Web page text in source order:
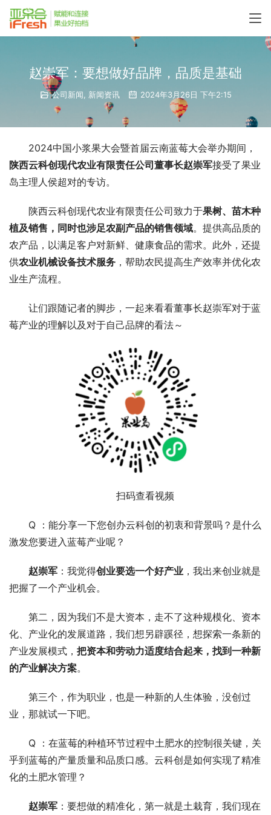
赵崇军：要想做好品牌，品质是基础
公司新闻 新闻资讯 2024年3月26日 下午2:15
2024中国小浆果大会暨首届云南蓝莓大会举办期间，
陕西云科创现代农业有限责任公司董事长赵崇军接受了果业
岛主理人侯超对的专访。
陕西云科创现代农业有限责任公司致力于果树、苗木种
植及销售，同时也涉足农副产品的销售领域。提供高品质的
农产品，以满足客户对新鲜、健康食品的需求。此外，还提
供农业机械设备技术服务 ，帮助农民提高生产效率并优化农
业生产流程。
让们跟随记者的脚步，一起来看看董事长赵崇军对于蓝
莓产业的理解以及对于自己品牌的看法～
扫码查看视频
Q ：能分享一下您创办云科创的初衷和背景吗？是什么
激发您要进入蓝莓产业呢？
赵崇军 ：我觉得创业要选一个好产业 ，我出来创业就是
把握了一个产业机会。
第二，因为我们不是大资本，走不了这种规模化、资本
化、产业化的发展道路，我们想另辟蹊径，想探索一条新的
产业发展模式， 把资本和劳动力适度结合起来，找到一种新
的产业解决方案。
第三个，作为职业，也是一种新的人生体验，没创过
业，那就试一下吧。
Q ：在蓝莓的种植环节过程中土肥水的控制很关键，关
乎到蓝莓的产量质量和品质口感。云科创是如何实现了精准
化的土肥水管理？
赵崇军 ：要想做的精准化，第一就是土栽育，我们现在